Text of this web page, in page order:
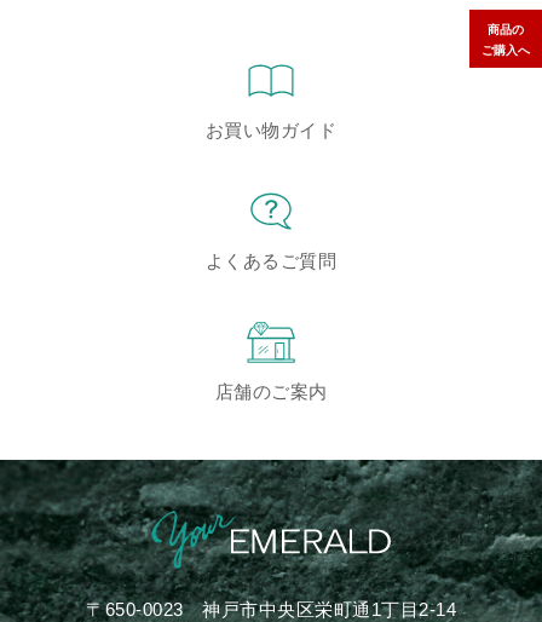
商品の
ご購入へ
お買い物ガイド
よくあるご質問
店舗のご案内
〒650-0023神戸市中央区栄町通1丁目2-14